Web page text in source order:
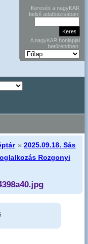
Keresés a nagyKAR
belső adatbázisában:
A nagyKAR honlapjai
betűrendben:
»2025.09.18. Sás
Rozgonyi